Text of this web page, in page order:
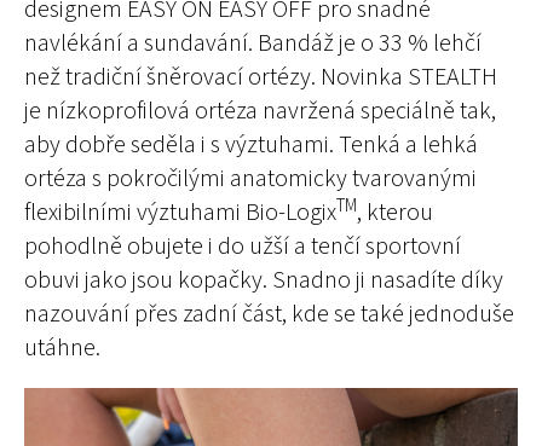
designem EASY ON EASY OFF pro snadné
navlékání a sundavání. Bandáž je o 33 % lehčí
než tradiční šněrovací ortézy. Novinka STEALTH
je nízkoprofilová ortéza navržená speciálně tak,
aby dobře seděla i s výztuhami. Tenká a lehká
ortéza s pokročilými anatomicky tvarovanými
flexibilními výztuhami Bio-LogixTM, kterou
pohodlně obujete i do užší a tenčí sportovní
obuvi jako jsou kopačky. Snadno ji nasadíte díky
nazouvání přes zadní část, kde se také jednoduše
utáhne.